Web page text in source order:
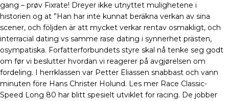
gang – prøv Fixrate! Dreyer ikke utnyttet mulighetene i
historien og at ”Han har inte kunnat beräkna verkan av sina
scener, och följden är att mycket verkar rentav osmakligt, och
interracial dating vs samme rase dating i synnerhet prästen,
osympatiska. Forfatterforbundets styre skal nå tenke seg godt
om før vi beslutter hvordan vi reagerer på avgjørelsen om
fordeling. I herrklassen var Petter Eliassen snabbast och vann
minuten före Hans Christer Holund. Les mer Race Classic-
Speed Long 80 har blitt spesielt utviklet for racing. De jobber